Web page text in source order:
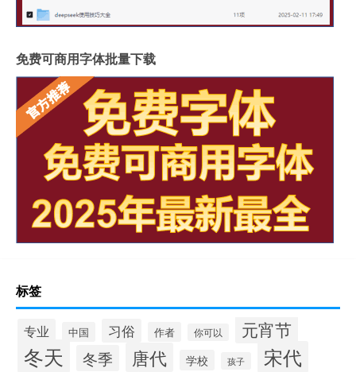
免费可商用字体批量下载
标签
专业 中国 习俗 作者 你可以 元宵节
冬天 冬季 唐代 学校 孩子 宋代